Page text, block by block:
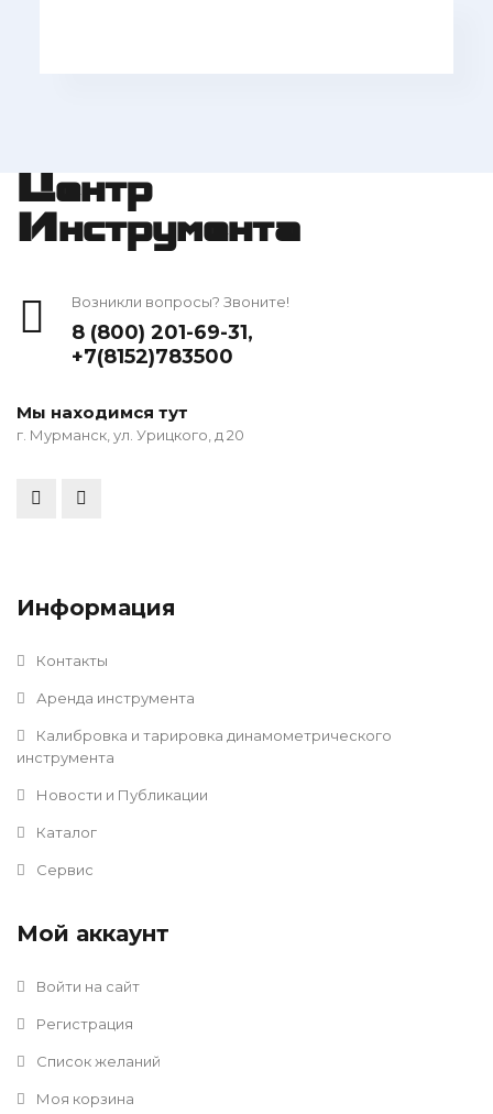
Центр
Инструмента
Возникли вопросы? Звоните!
8 (800) 201-69-31,
+7(8152)783500
Мы находимся тут
г. Мурманск, ул. Урицкого, д 20
Информация
Контакты
Аренда инструмента
Калибровка и тарировка динамометрического
инструмента
Новости и Публикации
Каталог
Сервис
Мой аккаунт
Войти на сайт
Регистрация
Список желаний
Моя корзина